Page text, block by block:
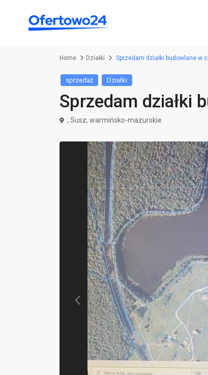
Home Działki Sprzedam działki budowlane w
sprzedaż Działki
Sprzedam działki
, Susz, warmińsko-mazurskie